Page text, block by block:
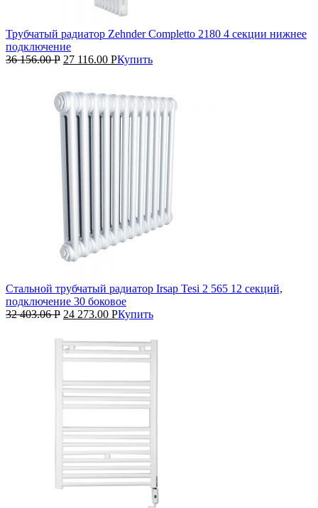
Трубчатый радиатор Zehnder Completto 2180 4 секции нижнее
подключение
36 156.00Р 27 116.00 РКупить
Стальной трубчатый радиатор Irsap Tesi 2 565 12 секций,
подключение 30 боковое
32 403.06Р 24 273.00 РКупить